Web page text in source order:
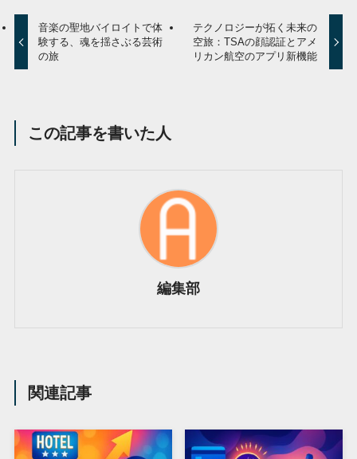
音楽の聖地バイロイトで体
験する、魂を揺さぶる芸術
の旅
テクノロジーが拓く未来の
空旅：TSAの顔認証とアメ
リカン航空のアプリ新機能
この記事を書いた人
編集部
関連記事